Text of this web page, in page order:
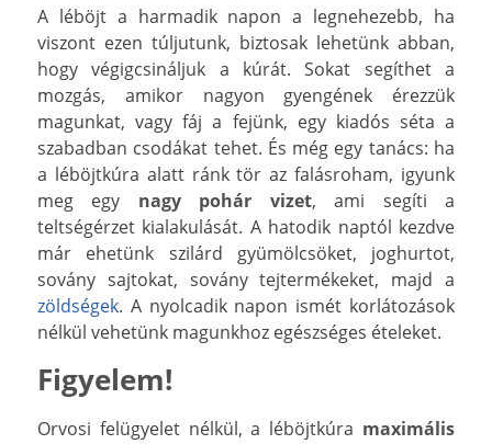
A léböjt a harmadik napon a legnehezebb, ha
viszont ezen túljutunk, biztosak lehetünk abban,
hogy végigcsináljuk a kúrát. Sokat segíthet a
mozgás, amikor nagyon gyengének érezzük
magunkat, vagy fáj a fejünk, egy kiadós séta a
szabadban csodákat tehet. És még egy tanács: ha
a léböjtkúra alatt ránk tör az falásroham, igyunk
meg egy nagy pohár vizet, ami segíti a
teltségérzet kialakulását. A hatodik naptól kezdve
már ehetünk szilárd gyümölcsöket, joghurtot,
sovány sajtokat, sovány tejtermékeket, majd a
zöldségek. A nyolcadik napon ismét korlátozások
nélkül vehetünk magunkhoz egészséges ételeket.
Figyelem!
Orvosi felügyelet nélkül, a léböjtkúra maximális